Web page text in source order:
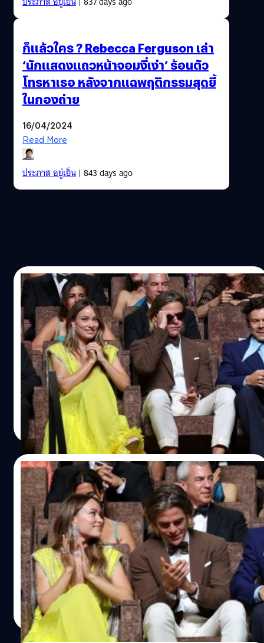
ก็แล้วใคร ? Rebecca Ferguson เล่า
‘นักแสดงแถวหน้าจอมงี่เง่า’ ร้อนตัว
โทรหาเธอ หลังจากแฉพฤติกรรมสุดยี้
ในกองถ่าย
16/04/2024
Read More
ประภาส อยู่เย็น| 843 days ago
07/09/2022
ตัวแทน Chris Pine ยืนยัน Harry Styles ไม่ได้
ถ่มน้ำลายใส่กลางงานพรีเมียร์หนัง ‘Don’t
Worry Darling’
ตัวแทนของ คริส ไพน์ (Chris Pine) ออกแถลงการณ์ชี้แจง
แฮร์รี สไตลส์ (Harry Styles) ไม่ได้ถ่มน้ำลายใส่กลางงาน
พรีเมียร์หนัง 'Don't Worry Darling' ตามคลิปไวรัลที่เป็นข่าว
ประภาส อยู่เย็น| 1429 days ago
Read More
06/09/2022
ถ่มไม่ถ่ม ?…มือดีจับภาพ Harry Styles ถ่ม
น้ำลายใส่ Chris Pine กลางงานฉายพรีเมียร์
หนัง ‘Don’t Worry Darling’
มือดีจับภาพ แฮร์รี สไตลส์ Harry Styles ถ่มน้ำลายใส่ คริส
ไพน์ Chris Pine กลางงานฉายพรีเมียร์หนัง 'Don't Worry
Darling' ในเทศกาลภาพยนตร์นานาชาติเวนิส
ประภาส อยู่เย็น | 1430 days ago
Read More